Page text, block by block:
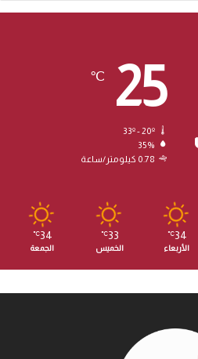
25
℃
35%
0.78 كيلومتر/ساعة
34
℃
الأربعاء
33
℃
الخميس
34
℃
الجمعة